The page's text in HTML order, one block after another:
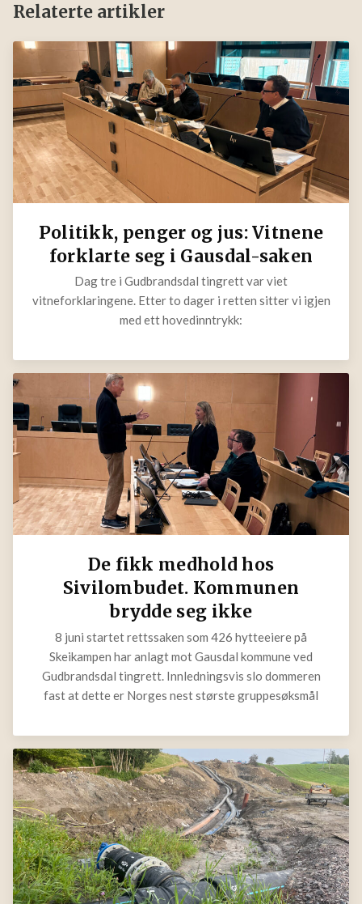
Relaterte artikler
Politikk, penger og jus: Vitnene
forklarte seg i Gausdal-saken
Dag tre i Gudbrandsdal tingrett var viet
vitneforklaringene. Etter to dager i retten sitter vi igjen
med ett hovedinntrykk:
De fikk medhold hos
Sivilombudet. Kommunen
brydde seg ikke
8 juni startet rettssaken som 426 hytteeiere på
Skeikampen har anlagt mot Gausdal kommune ved
Gudbrandsdal tingrett. Innledningsvis slo dommeren
fast at dette er Norges nest største gruppesøksmål